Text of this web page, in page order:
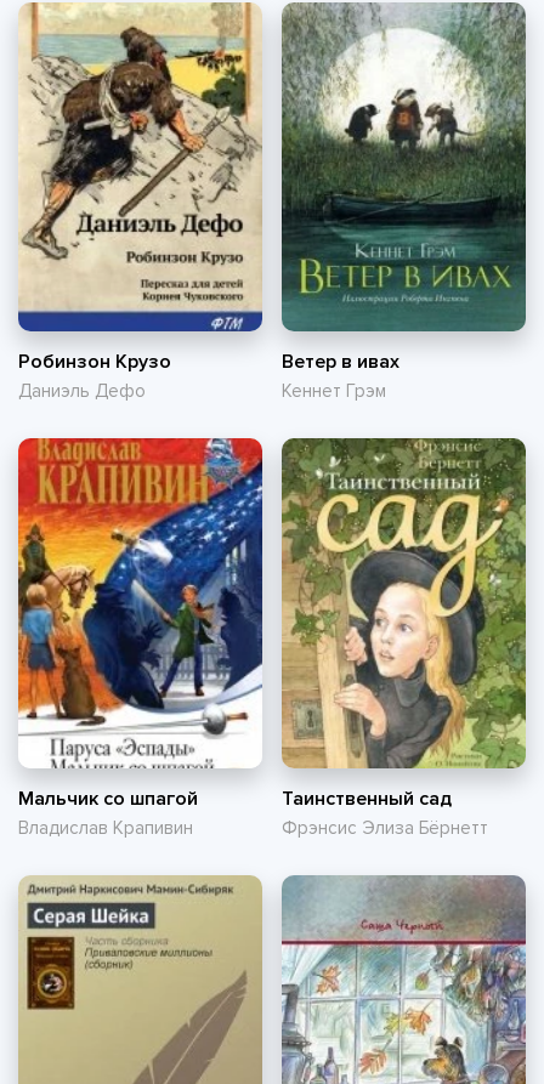
Робинзон Крузо
Даниэль Дефо
Ветер в ивах
Кеннет Грэм
Мальчик со шпагой
Владислав Крапивин
Таинственный сад
Фрэнсис Элиза Бёрнетт